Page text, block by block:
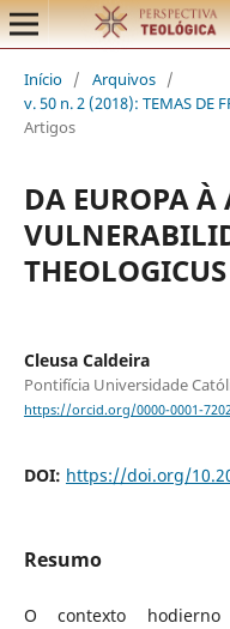
Início / Arquivos /
v. 50 n. 2 (2018): TEMAS DE
Artigos
DA EUROPA
THEOLOGICUS
Cleusa Caldeira
Pontifícia Universidade
https://orcid.org/0000-0001-
DOI: https://doi.org/
Resumo
O contexto